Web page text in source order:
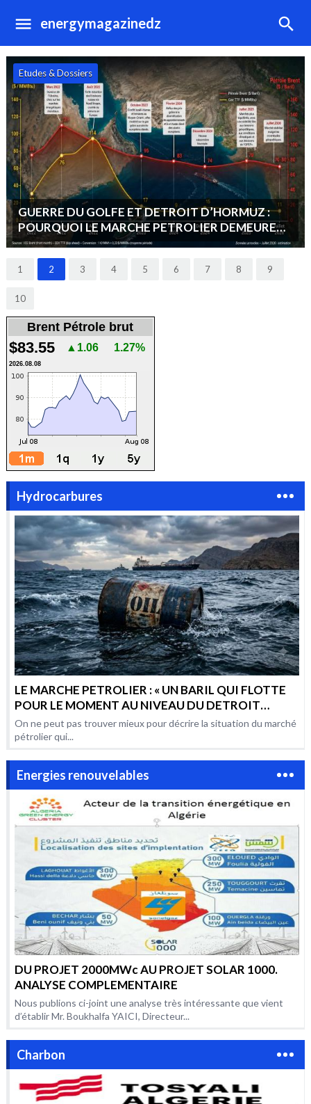
energymagazinedz
OPEP+ : MAINTIEN D’UNE STRATEGIE DE
STABILITE DU MARCHE : « VENDRE PLUS ET
MOINS CHER PLUTOT QUE MOINS ET CHER ».
Hydrocarbures
1 2 3 4 5 6 7 8 9
10
Brent Pétrole brut
$83.55 ▲1.06 1.27%
2026.08.08
Hydrocarbures
LE MARCHE PETROLIER : « UN BARIL QUI FLOTTE
POUR LE MOMENT AU NIVEAU DU DETROIT
D’HORMUZ, MAIS QUI RISQUE AUSSI BIEN DE
COULER QUE D’EXPLOSER »
On ne peut pas trouver mieux pour décrire la situation du marché
pétrolier qui...
Energies renouvelables
DU PROJET 2000MWc AU PROJET SOLAR 1000.
ANALYSE COMPLEMENTAIRE
Nous publions ci-joint une analyse très intéressante que vient
d’établir Mr. Boukhalfa YAICI, Directeur...
Charbon